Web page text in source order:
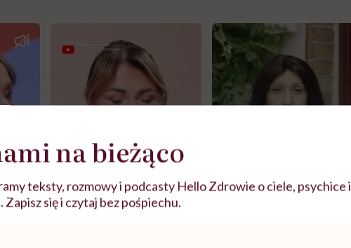
na bieżąco
teksty, rozmowy i podcasty Hello Zdrowie o ciele, psychice i
Zapisz się i czytaj bez pośpiechu.